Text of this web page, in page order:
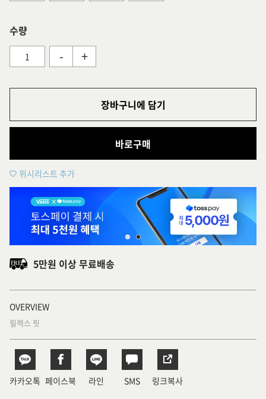
수량
- +
장바구니에 담기
바로구매
위시리스트 추가
5만원 이상 무료배송
OVERVIEW
릴렉스 핏
카카오톡 페이스북 라인 SMS 링크복사